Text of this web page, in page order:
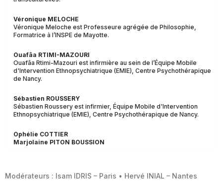
Véronique MELOCHE
Véronique Meloche est Professeure agrégée de Philosophie,
Formatrice à l’INSPE de Mayotte.
Ouafâa RTIMI-MAZOURI
Ouafâa Rtimi-Mazouri est infirmière au sein de l’Équipe Mobile
d'Intervention Ethnopsychiatrique (EMIE), Centre Psychothérapique
de Nancy.
Sébastien ROUSSERY
Sébastien Roussery est infirmier, Équipe Mobile d'Intervention
Ethnopsychiatrique (EMIE), Centre Psychothérapique de Nancy.
Ophélie COTTIER
Marjolaine PITON BOUSSION
Modérateurs : Isam IDRIS – Paris • Hervé INIAL – Nantes